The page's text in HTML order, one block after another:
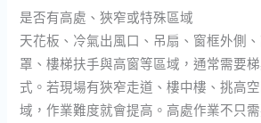
是否有高處、狹窄或特殊區域
天花板、冷氣出風口、吊扇、窗框外側
罩、樓梯扶手與高窗等區域，通常需要
式。若現場有狹窄走道、樓中樓、挑高
域，作業難度就會提高。高處作業不只